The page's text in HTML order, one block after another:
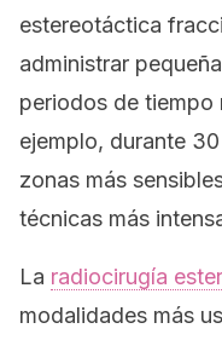
estereotáctica
administrar
periodos de tiempo
ejemplo, durante
zonas más
técnicas más
La radiocirugía
modalidades más